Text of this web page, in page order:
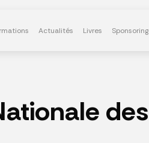
Actualités Livres Sponsoring
des